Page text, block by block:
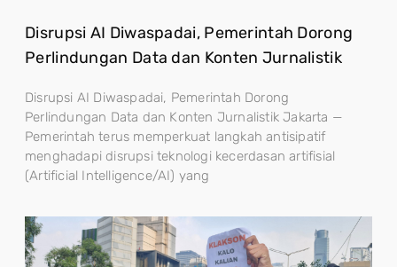
Disrupsi AI Diwaspadai, Pemerintah Dorong
Perlindungan Data dan Konten Jurnalistik
Disrupsi AI Diwaspadai, Pemerintah Dorong
Perlindungan Data dan Konten Jurnalistik Jakarta —
Pemerintah terus memperkuat langkah antisipatif
menghadapi disrupsi teknologi kecerdasan artifisial
(Artificial Intelligence/AI) yang